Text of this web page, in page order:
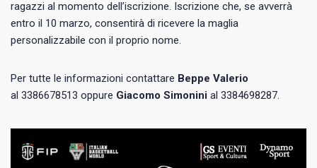
ragazzi al momento dell’iscrizione. Iscrizione che, se avverrà
entro il 10 marzo, consentirà di ricevere la maglia
personalizzabile con il proprio nome.
Per tutte le informazioni contattare Beppe Valerio
al 3386678513 oppure Giacomo Simonini al 3384698287.